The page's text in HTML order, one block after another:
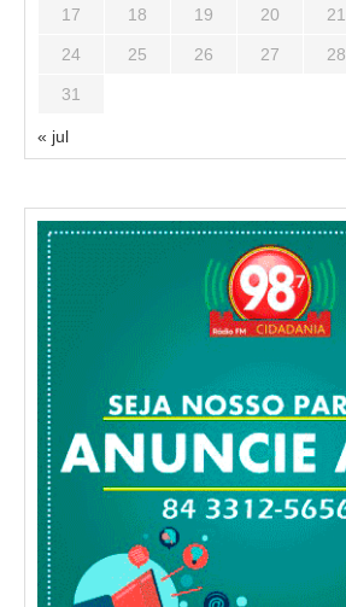
17 18 19 20 21
24 25 26 27 28
31
« jul